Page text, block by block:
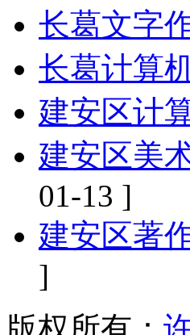
长葛文字
长葛计算
建安区计
建安区美
01-13 ]
建安区著
]